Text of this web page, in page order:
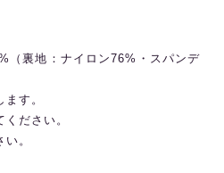
（裏地：ナイロン76%・スパンデ
す。
ださい。
。